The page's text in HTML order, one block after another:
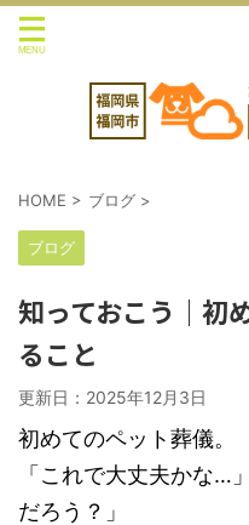
HOME > ブログ >
ブログ
知っておこう｜初
ること
更新日： 2025年12月3日
初めてのペット葬儀。
「これで大丈夫かな…
だろう？」